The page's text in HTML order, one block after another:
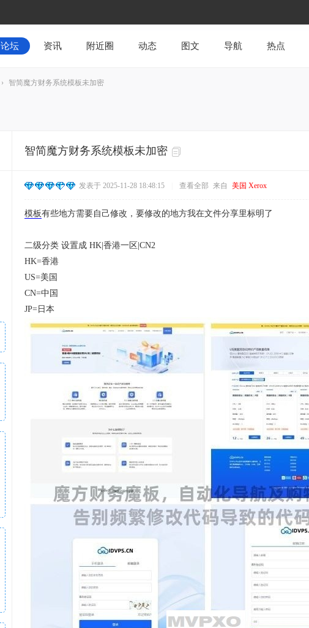
论坛 资讯 附近圈 动态 图文 导航 热点
› 智简魔方财务系统模板未加密
智简魔方财务系统模板未加密
发表于 2025-11-28 18:48:15 查看全部 来自 美国 Xerox
模板有些地方需要自己修改，要修改的地方我在文件分享里标明了
二级分类 设置成 HK|香港一区|CN2
HK=香港
US=美国
CN=中国
JP=日本